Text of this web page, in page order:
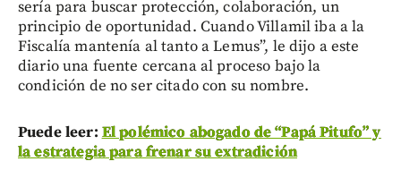
sería para buscar protección, colaboración, un
principio de oportunidad. Cuando Villamil iba a la
Fiscalía mantenía al tanto a Lemus”, le dijo a este
diario una fuente cercana al proceso bajo la
condición de no ser citado con su nombre.
Puede leer: El polémico abogado de “Papá Pitufo” y
la estrategia para frenar su extradición